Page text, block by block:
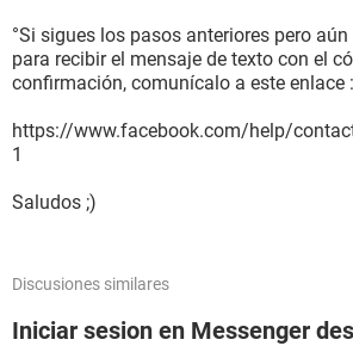
°Si sigues los pasos anteriores pero
para recibir el mensaje de texto con el
confirmación, comunícalo a este enlace :
https://www.facebook.com/help/
1
Saludos ;)
Discusiones similares
Iniciar sesion en Messenger